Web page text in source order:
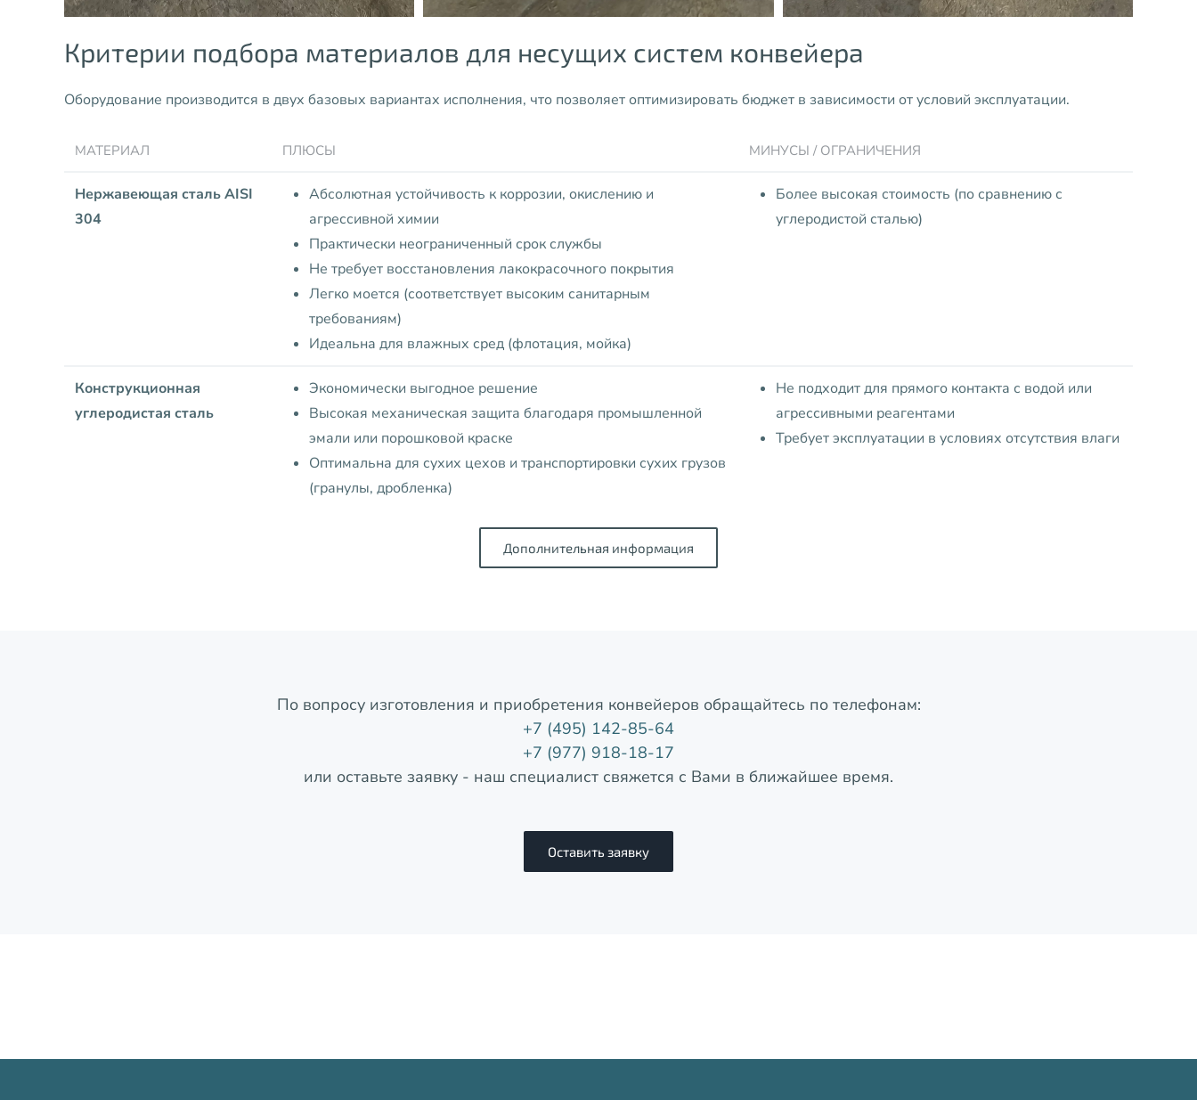
Критерии подбора материалов для несущих систем конвейера
Оборудование производится в двух базовых вариантах исполнения, что позволяет оптимизировать бюджет в зависимости от условий эксплуатации.
МАТЕРИАЛ ПЛЮСЫ МИНУСЫ / ОГРАНИЧЕНИЯ
Нержавеющая сталь AISI
304
Абсолютная устойчивость к коррозии, окислению и
агрессивной химии
Практически неограниченный срок службы
Не требует восстановления лакокрасочного покрытия
Легко моется (соответствует высоким санитарным
требованиям)
Идеальна для влажных сред (флотация, мойка)
Более высокая стоимость (по сравнению с
углеродистой сталью)
Конструкционная
углеродистая сталь
Экономически выгодное решение
Высокая механическая защита благодаря промышленной
эмали или порошковой краске
Оптимальна для сухих цехов и транспортировки сухих грузов
(гранулы, дробленка)
Не подходит для прямого контакта с водой или
агрессивными реагентами
Требует эксплуатации в условиях отсутствия влаги
Дополнительная информация
По вопросу изготовления и приобретения конвейеров обращайтесь по телефонам:
+7 (495) 142-85-64
+7 (977) 918-18-17
или оставьте заявку - наш специалист свяжется с Вами в ближайшее время.
Оставить заявку